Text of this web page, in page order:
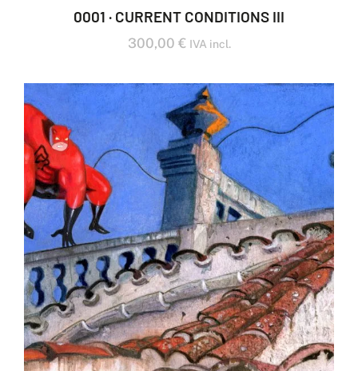
0001 · CURRENT CONDITIONS III
300,00 € IVA incl.